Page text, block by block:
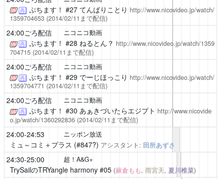
再 ぷちます！ #27 てんぱりことり http://www.nicovideo.jp/watch/
1359704653(2014/02/11まで配信)
24:00ごろ配信 ニコニコ動画
再 ぷちます！ #28 ねるとん？ http://www.nicovideo.jp/watch/1359
704715(2014/02/11まで配信)
24:00ごろ配信 ニコニコ動画
再 ぷちます！ #29 でーじほっこり http://www.nicovideo.jp/watch/
1359704771 (2014/02/11まで配信)
24:00ごろ配信 ニコニコ動画
再 ぷちます！ #30 あぁきづいたらエジプト http://www.nicovide
o.jp/watch/1360292836(2014/02/11まで配信)
24:00-24:53 ニッポン放送
ミュ～コミ＋プラス (#847?) アシスタント: 田所あずさ
24:30-25:00 超！A&G+
TrySailのTRYangle harmony#05 (麻倉もも, 雨宮天, 夏川椎菜)